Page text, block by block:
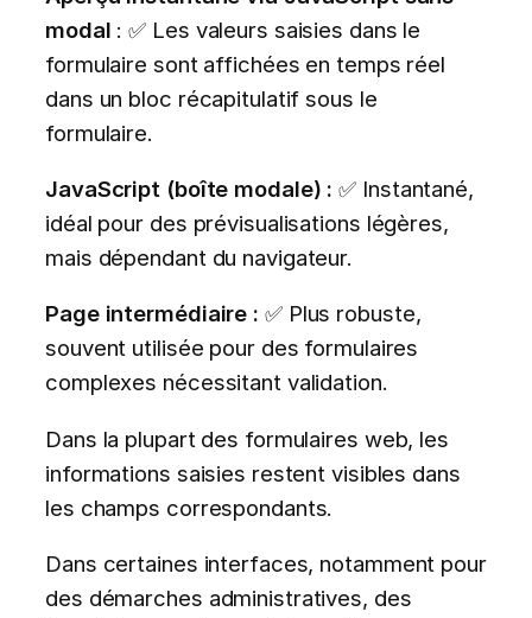
modal : ✅ Les valeurs saisies dans le
formulaire sont affichées en temps réel
dans un bloc récapitulatif sous le
formulaire.
JavaScript (boîte modale) : ✅ Instantané,
idéal pour des prévisualisations légères,
mais dépendant du navigateur.
Page intermédiaire : ✅ Plus robuste,
souvent utilisée pour des formulaires
complexes nécessitant validation.
Dans la plupart des formulaires web, les
informations saisies restent visibles dans
les champs correspondants.
Dans certaines interfaces, notamment pour
des démarches administratives, des